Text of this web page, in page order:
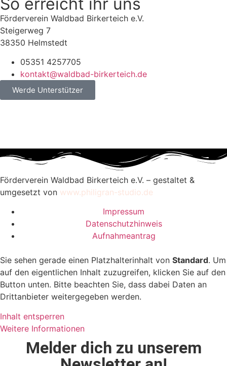
Förderverein Waldbad Birkerteich e.V.
Steigerweg 7
38350 Helmstedt
05351 4257705
kontakt@waldbad-birkerteich.de
Werde Unterstützer
Förderverein Waldbad Birkerteich e.V. – gestaltet &
umgesetzt von www.philigran-studio.de
Impressum
Datenschutzhinweis
Aufnahmeantrag
Sie sehen gerade einen Platzhalterinhalt von Standard. Um
auf den eigentlichen Inhalt zuzugreifen, klicken Sie auf den
Button unten. Bitte beachten Sie, dass dabei Daten an
Drittanbieter weitergegeben werden.
Inhalt entsperren
Weitere Informationen
Melder dich zu unserem